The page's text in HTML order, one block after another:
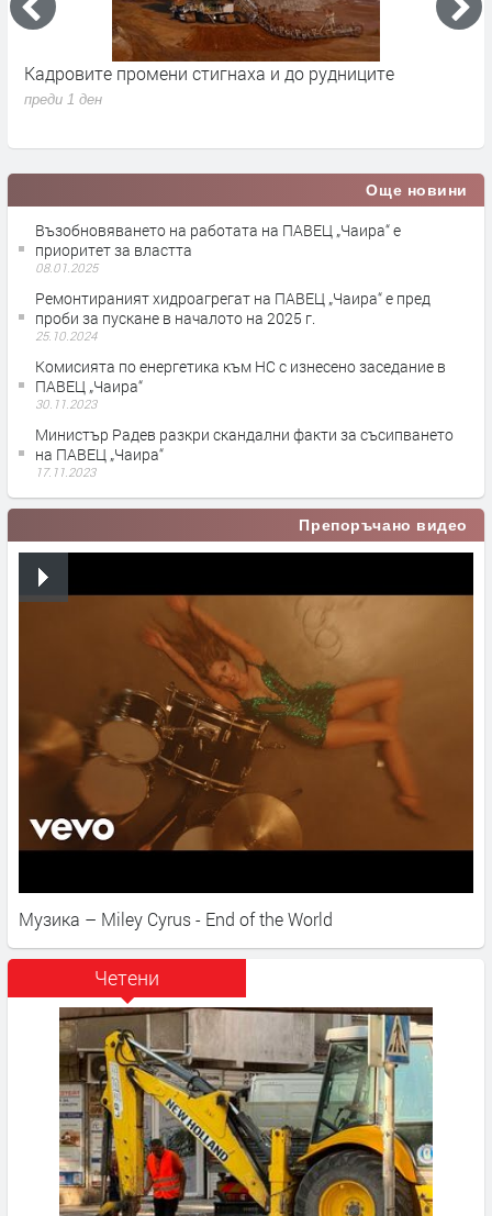
Кадровите промени стигнаха и до рудниците
преди 1 ден
Още новини
Възобновяването на работата на ПАВЕЦ „Чаира“ е
приоритет за властта
08.01.2025
Ремонтираният хидроагрегат на ПАВЕЦ „Чаира“ е пред
проби за пускане в началото на 2025 г.
25.10.2024
Комисията по енергетика към НС с изнесено заседание в
ПАВЕЦ „Чаира“
30.11.2023
Министър Радев разкри скандални факти за съсипването
на ПАВЕЦ „Чаира“
17.11.2023
Препоръчано видео
Музика – Miley Cyrus - End of the World
Четени